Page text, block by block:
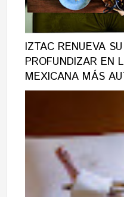
IZTAC RENUEVA
PROFUNDIZAR EN
MEXICANA MÁS